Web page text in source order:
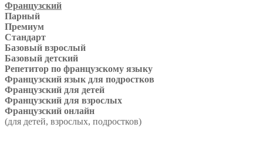
Французский
Парный
Премиум
Стандарт
Базовый взрослый
Базовый детский
Репетитор по французскому языку
Французский язык для подростков
Французский для детей
Французский для взрослых
Французский онлайн
(для детей, взрослых, подростков)